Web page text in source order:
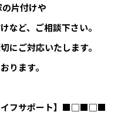
片付けや
など、ご相談下さい。
にご対応いたします。
ります。
フサポート】 ■□■□■